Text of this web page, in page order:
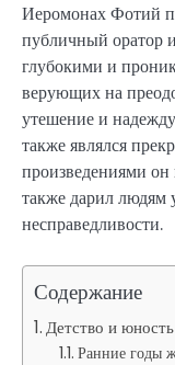
Иеромонах Фотий
публичный оратор
глубокими и
верующих на
утешение и
также являлся
произведениями он
также дарил людям
несправедливости.
Содержание
Детство и
Ранние годы